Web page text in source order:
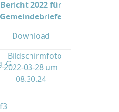
Bericht 2022 für
Gemeindebriefe
Download